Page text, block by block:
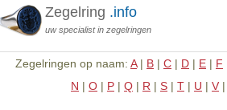
Zegelring .info
uw specialist in zegelringen
Zegelringen op naam: A| B | C | D | E | F
N | O | P | Q | R | S | T | U | V |